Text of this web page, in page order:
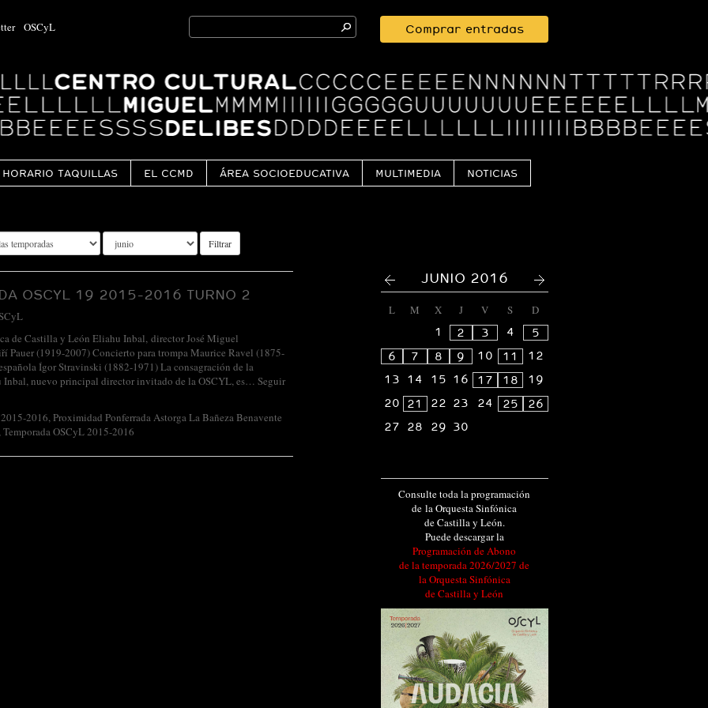
OSCyL
Search
for:
Comprar entradas
HORARIO TAQUILLAS EL CCMD ÁREA SOCIOEDUCATIVA MULTIMEDIA NOTICIAS
Filtrar
OSCYL 19 2015-2016 TURNO 2
de Castilla y León Eliahu Inbal, director José Miguel
Pauer (1919-2007) Concierto para trompa Maurice Ravel (1875-
Ígor Stravinski (1882-1971) La consagración de la
Inbal, nuevo principal director invitado de la OSCYL, es… Seguir
2016,Proximidad Ponferrada Astorga La Bañeza Benavente
,Temporada OSCyL 2015-2016
JUNIO 2016
L M X J V S
D
1
2 3 4
5
6
7 8 9 10 11
12
13
14 15 16 17 18
19
20
21 22 23 24 25
26
27
28 29 30
Consulte toda la programación
de la Orquesta Sinfónica
de Castilla y León.
Puede descargar la
Programación de Abono
de la temporada 2026/2027 de
la Orquesta Sinfónica
de Castilla y León